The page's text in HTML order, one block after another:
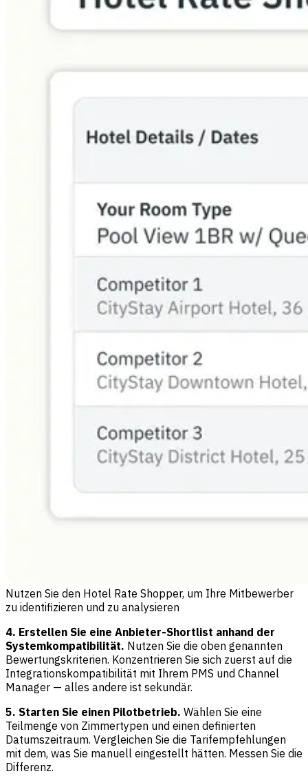
Nutzen Sie den Hotel Rate Shopper, um Ihre Mitbewerber
zu identifizieren und zu analysieren
4. Erstellen Sie eine Anbieter-Shortlist anhand der
Systemkompatibilität. Nutzen Sie die oben genannten
Bewertungskriterien. Konzentrieren Sie sich zuerst auf die
Integrationskompatibilität mit Ihrem PMS und Channel
Manager — alles andere ist sekundär.
5. Starten Sie einen Pilotbetrieb. Wählen Sie eine
Teilmenge von Zimmertypen und einen definierten
Datumszeitraum. Vergleichen Sie die Tarifempfehlungen
mit dem, was Sie manuell eingestellt hätten. Messen Sie die
Differenz.